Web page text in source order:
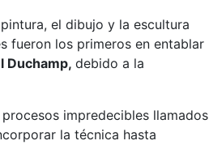
el dibujo y la escultura
fueron los primeros en entablar
Duchamp, debido a la
impredecibles llamados
la técnica hasta